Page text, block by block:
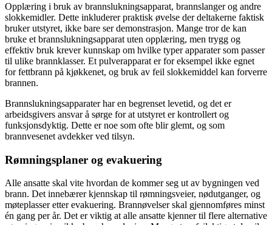
Opplæring i bruk av brannslukningsapparat, brannslanger og andre
slokkemidler. Dette inkluderer praktisk øvelse der deltakerne faktisk
bruker utstyret, ikke bare ser demonstrasjon. Mange tror de kan
bruke et brannslukningsapparat uten opplæring, men trygg og
effektiv bruk krever kunnskap om hvilke typer apparater som passer
til ulike brannklasser. Et pulverapparat er for eksempel ikke egnet
for fettbrann på kjøkkenet, og bruk av feil slokkemiddel kan forverre
brannen.
Brannslukningsapparater har en begrenset levetid, og det er
arbeidsgivers ansvar å sørge for at utstyret er kontrollert og
funksjonsdyktig. Dette er noe som ofte blir glemt, og som
brannvesenet avdekker ved tilsyn.
Rømningsplaner og evakuering
Alle ansatte skal vite hvordan de kommer seg ut av bygningen ved
brann. Det innebærer kjennskap til rømningsveier, nødutganger, og
møteplasser etter evakuering. Brannøvelser skal gjennomføres minst
én gang per år. Det er viktig at alle ansatte kjenner til flere alternative